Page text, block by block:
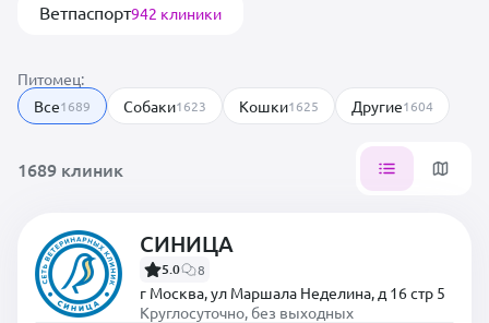
Ветпаспорт942 клиники
Питомец:
Все1689 Собаки1623 Кошки1625 Другие1604
1689 клиник
СИНИЦА
5.0 8
г Москва, ул Маршала Неделина, д 16 стр 5
Круглосуточно, без выходных